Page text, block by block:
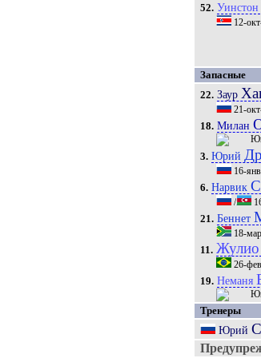
52. Уинстон
12-
Запасные
22. Заур
21-
18. Милан
3. Юрий
16-
6. Нарвик
/
21. Беннет
18-
11. Жулио
26-
19. Неманя
Тренеры
Юрий